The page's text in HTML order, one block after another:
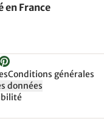
en France
Conditions générales
données